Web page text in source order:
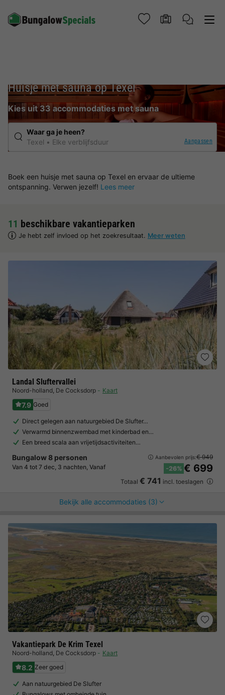
Huisje met sauna op Texel
Kies uit 33 accommodaties met sauna
Waar ga je heen?
Texel
Elke verblijfsduur Aanpassen
Boek een huisje met sauna op Texel en ervaar de ultieme
ontspanning. Verwen jezelf! Lees meer
11 beschikbare vakantieparken
Je hebt zelf invloed op het zoekresultaat. Meer weten
Landal Sluftervallei
Noord-holland, De Cocksdorp Kaart
7.9 Goed
Direct gelegen aan natuurgebied De Slufter…
Verwarmd binnenzwembad met kinderbad en…
Een breed scala aan vrijetijdsactiviteiten…
Bungalow 8 personen
Van 4 tot 7 dec, 3 nachten, Vanaf
Aanbevolen prijs:€ 949
-26% € 699
Totaal € 741 incl. toeslagen
Bekijk alle accommodaties (3)
Vakantiepark De Krim Texel
Noord-holland, De Cocksdorp Kaart
8.2 Zeer goed
Aan natuurgebied De Slufter